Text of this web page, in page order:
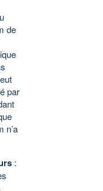
de
par
n’a
: